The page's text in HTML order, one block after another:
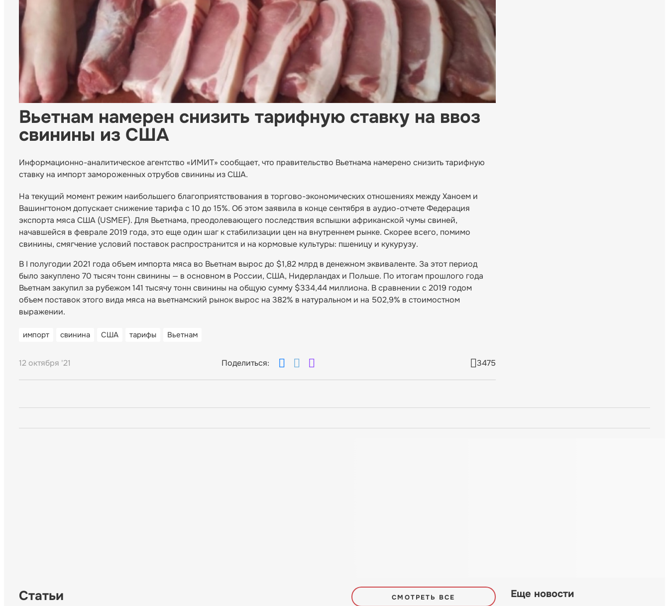
Вьетнам намерен снизить тарифную ставку на ввоз
свинины из США
Информационно-аналитическое агентство «ИМИТ» сообщает, что правительство Вьетнама намерено снизить тарифную
ставку на импорт замороженных отрубов свинины из США.
На текущий момент режим наибольшего благоприятствования в торгово-экономических отношениях между Ханоем и
Вашингтоном допускает снижение тарифа с 10 до 15%. Об этом заявила в конце сентября в аудио-отчете Федерация
экспорта мяса США (USMEF). Для Вьетнама, преодолевающего последствия вспышки африканской чумы свиней,
начавшейся в феврале 2019 года, это еще один шаг к стабилизации цен на внутреннем рынке. Скорее всего, помимо
свинины, смягчение условий поставок распространится и на кормовые культуры: пшеницу и кукурузу.
В I полугодии 2021 года объем импорта мяса во Вьетнам вырос до $1,82 млрд в денежном эквиваленте. За этот период
было закуплено 70 тысяч тонн свинины — в основном в России, США, Нидерландах и Польше. По итогам прошлого года
Вьетнам закупил за рубежом 141 тысячу тонн свинины на общую сумму $334,44 миллиона. В сравнении с 2019 годом
объем поставок этого вида мяса на вьетнамский рынок вырос на 382% в натуральном и на 502,9% в стоимостном
выражении.
импорт свинина США тарифы Вьетнам
12 октября '21 Поделиться: 3475
Статьи СМОТРЕТЬ ВСЕ Еще новости